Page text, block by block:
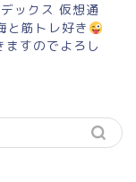
ックス 仮想通
と筋トレ好き
すのでよろし